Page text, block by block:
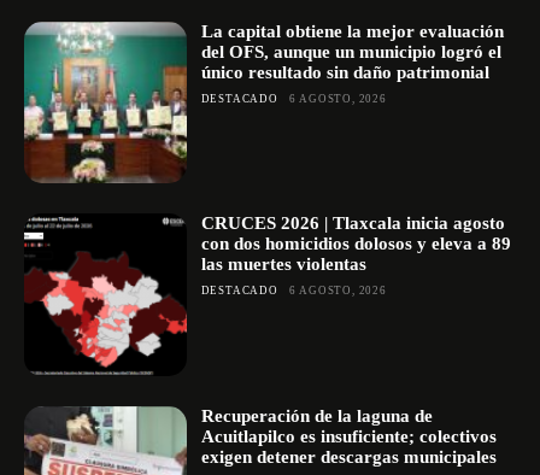
La capital obtiene la mejor evaluación
del OFS, aunque un municipio logró el
único resultado sin daño patrimonial
DESTACADO 6 AGOSTO, 2026
CRUCES 2026 | Tlaxcala inicia agosto
con dos homicidios dolosos y eleva a 89
las muertes violentas
DESTACADO 6 AGOSTO, 2026
Recuperación de la laguna de
Acuitlapilco es insuficiente; colectivos
exigen detener descargas municipales